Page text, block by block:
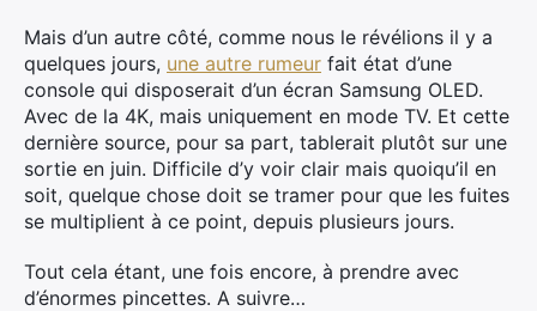
Mais d’un autre côté, comme nous le révélions il y a
quelques jours, une autre rumeur fait état d’une
console qui disposerait d’un écran Samsung OLED.
Avec de la 4K, mais uniquement en mode TV. Et cette
dernière source, pour sa part, tablerait plutôt sur une
sortie en juin. Difficile d’y voir clair mais quoiqu’il en
soit, quelque chose doit se tramer pour que les fuites
se multiplient à ce point, depuis plusieurs jours.
Tout cela étant, une fois encore, à prendre avec
d’énormes pincettes. A suivre…
Rechercher
: